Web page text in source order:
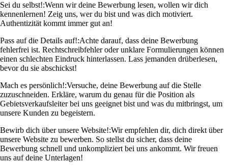
Sei du selbst!:Wenn wir deine Bewerbung lesen, wollen wir dich
kennenlernen! Zeig uns, wer du bist und was dich motiviert.
Authentizität kommt immer gut an!
Pass auf die Details auf!:Achte darauf, dass deine Bewerbung
fehlerfrei ist. Rechtschreibfehler oder unklare Formulierungen können
einen schlechten Eindruck hinterlassen. Lass jemanden drüberlesen,
bevor du sie abschickst!
Mach es persönlich!:Versuche, deine Bewerbung auf die Stelle
zuzuschneiden. Erkläre, warum du genau für die Position als
Gebietsverkaufsleiter bei uns geeignet bist und was du mitbringst, um
unsere Kunden zu begeistern.
Bewirb dich über unsere Website!:Wir empfehlen dir, dich direkt über
unsere Website zu bewerben. So stellst du sicher, dass deine
Bewerbung schnell und unkompliziert bei uns ankommt. Wir freuen
uns auf deine Unterlagen!